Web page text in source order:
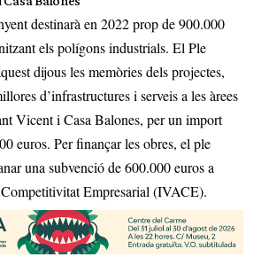
destinarà en 2022 prop de 900.000
els polígons industrials. El Ple
dijous les memòries dels projectes,
d’infrastructures i serveis a les àrees
Vicent i Casa Balones, per un import
euros. Per finançar les obres, el ple
una subvenció de 600.000 euros a
Empresarial (IVACE).